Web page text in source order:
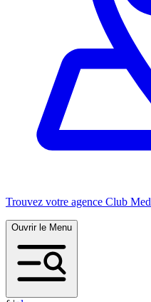
Trouvez votre agence Club Med
Ouvrir le Menu